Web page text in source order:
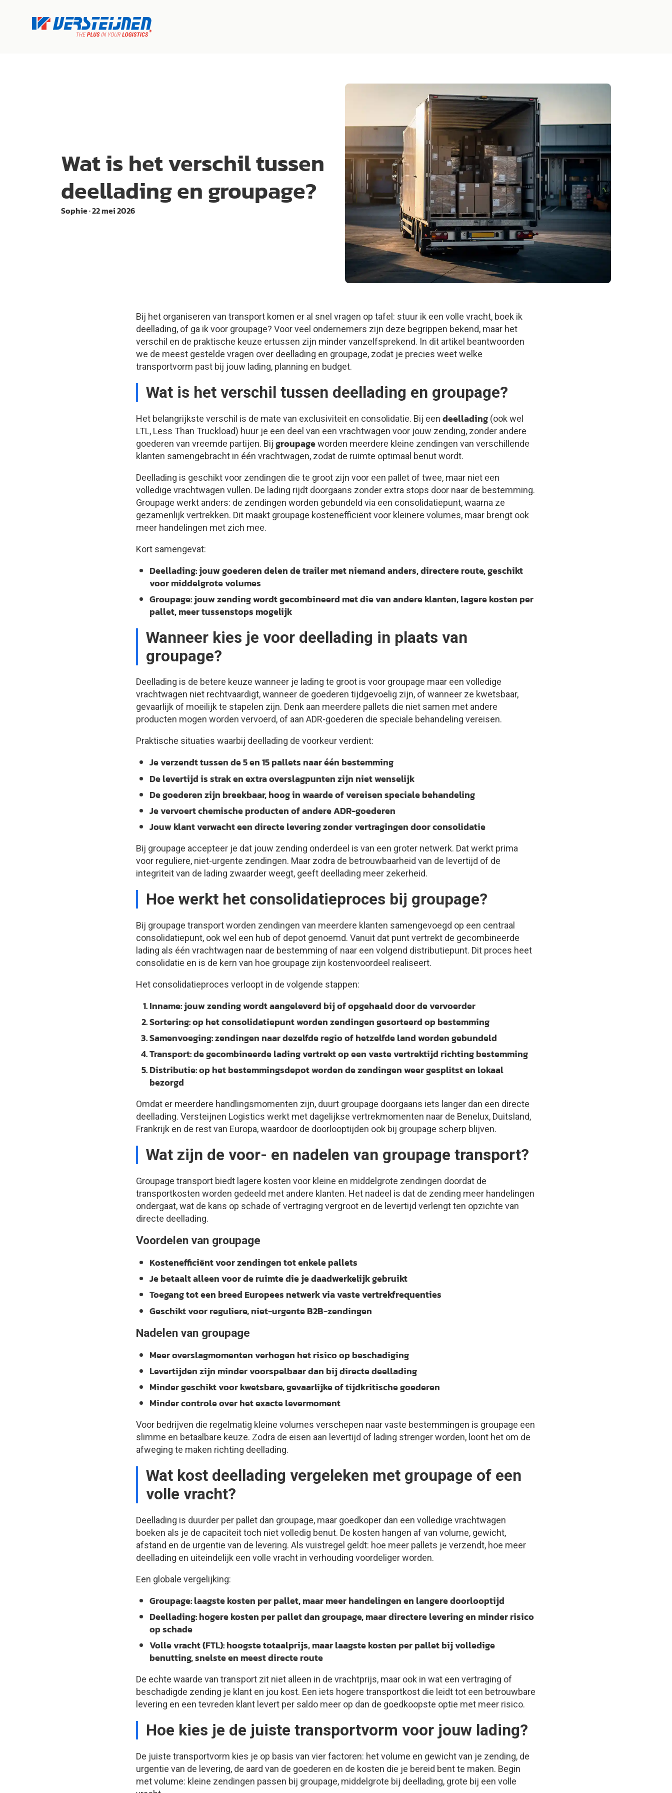
Wat is het verschil tussen
deellading en groupage?
Sophie·22 mei 2026
Bij het organiseren van transport komen er al snel vragen op tafel: stuur ik een volle vracht, boek ik
deellading, of ga ik voor groupage? Voor veel ondernemers zijn deze begrippen bekend, maar het
verschil en de praktische keuze ertussen zijn minder vanzelfsprekend. In dit artikel beantwoorden
we de meest gestelde vragen over deellading en groupage, zodat je precies weet welke
transportvorm past bij jouw lading, planning en budget.
Wat is het verschil tussen deellading en groupage?
Het belangrijkste verschil is de mate van exclusiviteit en consolidatie. Bij een deellading (ook wel
LTL, Less Than Truckload) huur je een deel van een vrachtwagen voor jouw zending, zonder andere
goederen van vreemde partijen. Bij groupageworden meerdere kleine zendingen van verschillende
klanten samengebracht in één vrachtwagen, zodat de ruimte optimaal benut wordt.
Deellading is geschikt voor zendingen die te groot zijn voor een pallet of twee, maar niet een
volledige vrachtwagen vullen. De lading rijdt doorgaans zonder extra stops door naar de bestemming.
Groupage werkt anders: de zendingen worden gebundeld via een consolidatiepunt, waarna ze
gezamenlijk vertrekken. Dit maakt groupage kostenefficiënt voor kleinere volumes, maar brengt ook
meer handelingen met zich mee.
Kort samengevat:
Deellading:jouw goederen delen de trailer met niemand anders, directere route, geschikt
voor middelgrote volumes
Groupage:jouw zending wordt gecombineerd met die van andere klanten, lagere kosten per
pallet, meer tussenstops mogelijk
Wanneer kies je voor deellading in plaats van
groupage?
Deellading is de betere keuze wanneer je lading te groot is voor groupage maar een volledige
vrachtwagen niet rechtvaardigt, wanneer de goederen tijdgevoelig zijn, of wanneer ze kwetsbaar,
gevaarlijk of moeilijk te stapelen zijn. Denk aan meerdere pallets die niet samen met andere
producten mogen worden vervoerd, of aan ADR-goederen die speciale behandeling vereisen.
Praktische situaties waarbij deellading de voorkeur verdient:
Je verzendt tussen de 5 en 15 pallets naar één bestemming
De levertijd is strak en extra overslagpunten zijn niet wenselijk
De goederen zijn breekbaar, hoog in waarde of vereisen speciale behandeling
Je vervoert chemische producten of andere ADR-goederen
Jouw klant verwacht een directe levering zonder vertragingen door consolidatie
Bij groupage accepteer je dat jouw zending onderdeel is van een groter netwerk. Dat werkt prima
voor reguliere, niet-urgente zendingen. Maar zodra de betrouwbaarheid van de levertijd of de
integriteit van de lading zwaarder weegt, geeft deellading meer zekerheid.
Hoe werkt het consolidatieproces bij groupage?
Bij groupage transport worden zendingen van meerdere klanten samengevoegd op een centraal
consolidatiepunt, ook wel een hub of depot genoemd. Vanuit dat punt vertrekt de gecombineerde
lading als één vrachtwagen naar de bestemming of naar een volgend distributiepunt. Dit proces heet
consolidatie en is de kern van hoe groupage zijn kostenvoordeel realiseert.
Het consolidatieproces verloopt in de volgende stappen:
Inname:jouw zending wordt aangeleverd bij of opgehaald door de vervoerder
Sortering:op het consolidatiepunt worden zendingen gesorteerd op bestemming
Samenvoeging:zendingen naar dezelfde regio of hetzelfde land worden gebundeld
Transport:de gecombineerde lading vertrekt op een vaste vertrektijd richting bestemming
Distributie:op het bestemmingsdepot worden de zendingen weer gesplitst en lokaal
bezorgd
Omdat er meerdere handlingsmomenten zijn, duurt groupage doorgaans iets langer dan een directe
deellading. Versteijnen Logistics werkt met dagelijkse vertrekmomenten naar de Benelux, Duitsland,
Frankrijk en de rest van Europa, waardoor de doorlooptijden ook bij groupage scherp blijven.
Wat zijn de voor- en nadelen van groupage transport?
Groupage transport biedt lagere kosten voor kleine en middelgrote zendingen doordat de
transportkosten worden gedeeld met andere klanten. Het nadeel is dat de zending meer handelingen
ondergaat, wat de kans op schade of vertraging vergroot en de levertijd verlengt ten opzichte van
directe deellading.
Voordelen van groupage
Kostenefficiënt voor zendingen tot enkele pallets
Je betaalt alleen voor de ruimte die je daadwerkelijk gebruikt
Toegang tot een breed Europees netwerk via vaste vertrekfrequenties
Geschikt voor reguliere, niet-urgente B2B-zendingen
Nadelen van groupage
Meer overslagmomenten verhogen het risico op beschadiging
Levertijden zijn minder voorspelbaar dan bij directe deellading
Minder geschikt voor kwetsbare, gevaarlijke of tijdkritische goederen
Minder controle over het exacte levermoment
Voor bedrijven die regelmatig kleine volumes verschepen naar vaste bestemmingen is groupage een
slimme en betaalbare keuze. Zodra de eisen aan levertijd of lading strenger worden, loont het om de
afweging te maken richting deellading.
Wat kost deellading vergeleken met groupage of een
volle vracht?
Deellading is duurder per pallet dan groupage, maar goedkoper dan een volledige vrachtwagen
boeken als je de capaciteit toch niet volledig benut. De kosten hangen af van volume, gewicht,
afstand en de urgentie van de levering. Als vuistregel geldt: hoe meer pallets je verzendt, hoe meer
deellading en uiteindelijk een volle vracht in verhouding voordeliger worden.
Een globale vergelijking:
Groupage:laagste kosten per pallet, maar meer handelingen en langere doorlooptijd
Deellading:hogere kosten per pallet dan groupage, maar directere levering en minder risico
op schade
Volle vracht (FTL):hoogste totaalprijs, maar laagste kosten per pallet bij volledige
benutting, snelste en meest directe route
De echte waarde van transport zit niet alleen in de vrachtprijs, maar ook in wat een vertraging of
beschadigde zending je klant en jou kost. Een iets hogere transportkost die leidt tot een betrouwbare
levering en een tevreden klant levert per saldo meer op dan de goedkoopste optie met meer risico.
Hoe kies je de juiste transportvorm voor jouw lading?
De juiste transportvorm kies je op basis van vier factoren: het volume en gewicht van je zending, de
urgentie van de levering, de aard van de goederen en de kosten die je bereid bent te maken. Begin
met volume: kleine zendingen passen bij groupage, middelgrote bij deellading, grote bij een volle